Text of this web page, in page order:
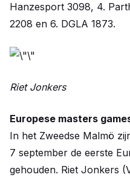
Hanzesport 3098, 4.
2208 en 6. DGLA 1873.
Riet Jonkers
Europese masters
In het Zweedse Malmö
7 september de eerste
gehouden. Riet Jonkers